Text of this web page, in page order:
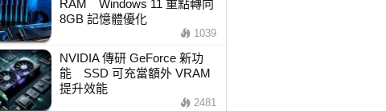
RAM Windows 11 重點轉向
8GB 記憶體優化
1039
NVIDIA 傳研 GeForce 新功
能 SSD 可充當額外 VRAM
提升效能
2481